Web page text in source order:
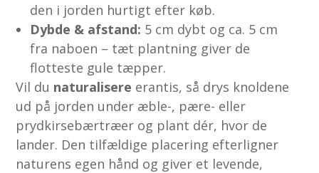
den i jorden hurtigt efter køb.
Dybde & afstand: 5 cm dybt og ca. 5 cm
fra naboen – tæt plantning giver de
flotteste gule tæpper.
Vil du naturalisere erantis, så drys knoldene
ud på jorden under æble-, pære- eller
prydkirsebærtræer og plant dér, hvor de
lander. Den tilfældige placering efterligner
naturens egen hånd og giver et levende,